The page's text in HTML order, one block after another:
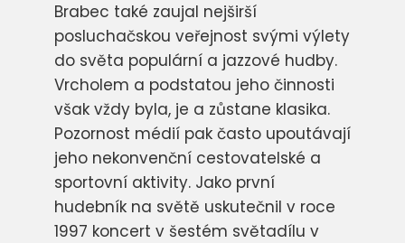
Brabec také zaujal nejširší
posluchačskou veřejnost svými výlety
do světa populární a jazzové hudby.
Vrcholem a podstatou jeho činnosti
však vždy byla, je a zůstane klasika.
Pozornost médií pak často upoutávají
jeho nekonvenční cestovatelské a
sportovní aktivity. Jako první
hudebník na světě uskutečnil v roce
1997 koncert v šestém světadílu v